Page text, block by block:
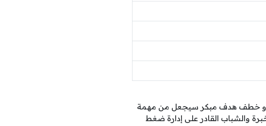
أو خطف هدف مبكر سيجعل من مهمة
والشباب القادر على إدارة ضغط